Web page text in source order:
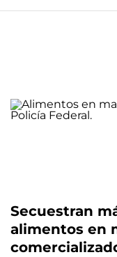
Secuestran
alimentos en